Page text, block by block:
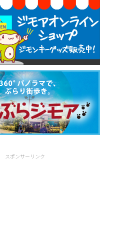
スポンサーリンク